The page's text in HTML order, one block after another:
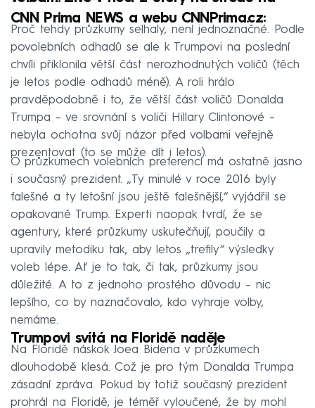
CNN Prima NEWS a webu CNNPrima.cz:
Proč tehdy průzkumy selhaly, není jednoznačné. Podle
povolebních odhadů se ale k Trumpovi na poslední
chvíli přiklonila větší část nerozhodnutých voličů (těch
je letos podle odhadů méně). A roli hrálo
pravděpodobně i to, že větší část voličů Donalda
Trumpa – ve srovnání s voliči Hillary Clintonové –
nebyla ochotna svůj názor před volbami veřejně
prezentovat (to se může dít i letos).
O průzkumech volebních preferencí má ostatně jasno
i současný prezident. „Ty minulé v roce 2016 byly
falešné a ty letošní jsou ještě falešnější,“ vyjádřil se
opakovaně Trump. Experti naopak tvrdí, že se
agentury, které průzkumy uskutečňují, poučily a
upravily metodiku tak, aby letos „trefily“ výsledky
voleb lépe. Ať je to tak, či tak, průzkumy jsou
důležité. A to z jednoho prostého důvodu – nic
lepšího, co by naznačovalo, kdo vyhraje volby,
nemáme.
Trumpovi svítá na Floridě naděje
Na Floridě náskok Joea Bidena v průzkumech
dlouhodobě klesá. Což je pro tým Donalda Trumpa
zásadní zpráva. Pokud by totiž současný prezident
prohrál na Floridě, je téměř vyloučené, že by mohl